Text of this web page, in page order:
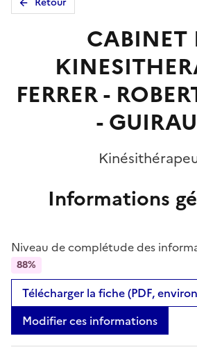
CABINET
FERRER -
-
Informations
Niveau de complétude des
88%
Télécharger la fiche (PDF,
Modifier ces informations